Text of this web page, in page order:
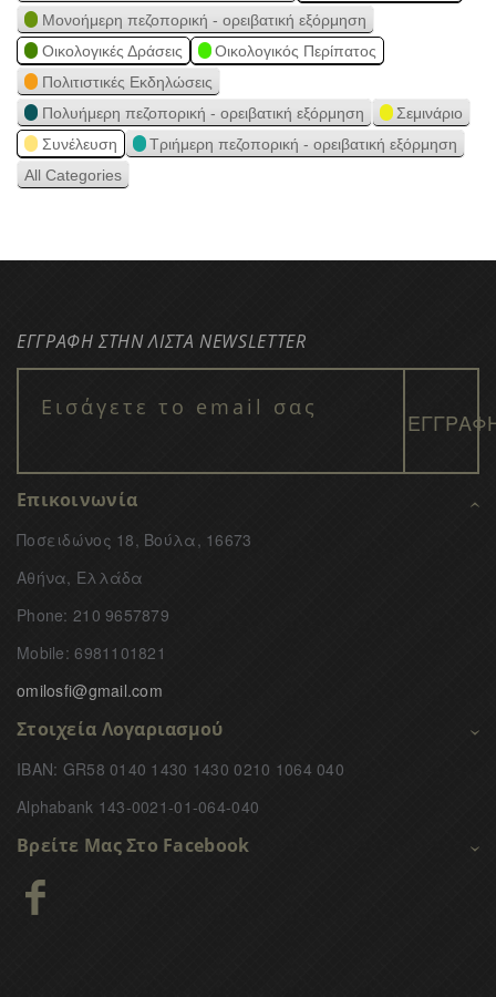
Μονοήμερη πεζοπορική - ορειβατική εξόρμηση
Οικολογικές Δράσεις
Οικολογικός Περίπατος
Πολιτιστικές Εκδηλώσεις
Πολυήμερη πεζοπορική - ορειβατική εξόρμηση
Σεμινάριο
Συνέλευση
Τριήμερη πεζοπορική - ορειβατική εξόρμηση
All Categories
ΕΓΓΡΑΦΗ ΣΤΗΝ ΛΙΣΤΑ NEWSLETTER
Επικοινωνία
Ποσειδώνος 18, Βούλα, 16673
Αθήνα, Ελλάδα
Phone: 210 9657879
Mobile: 6981101821
omilosfi@gmail.com
Στοιχεία Λογαριασμού
IBAN: GR58 0140 1430 1430 0210 1064 040
Alphabank 143-0021-01-064-040
Βρείτε Μας Στο Facebook